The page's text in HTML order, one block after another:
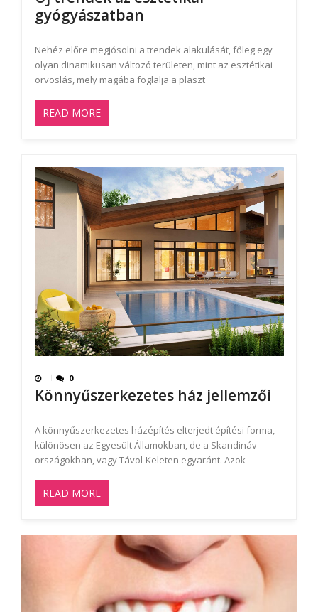
gyógyászatban
Nehéz előre megjósolni a trendek alakulását, főleg egy
olyan dinamikusan változó területen, mint az esztétikai
orvoslás, mely magába foglalja a plaszt
READ MORE
0
Könnyűszerkezetes ház jellemzői
A könnyűszerkezetes házépítés elterjedt építési forma,
különösen az Egyesült Államokban, de a Skandináv
országokban, vagy Távol-Keleten egyaránt. Azok
READ MORE